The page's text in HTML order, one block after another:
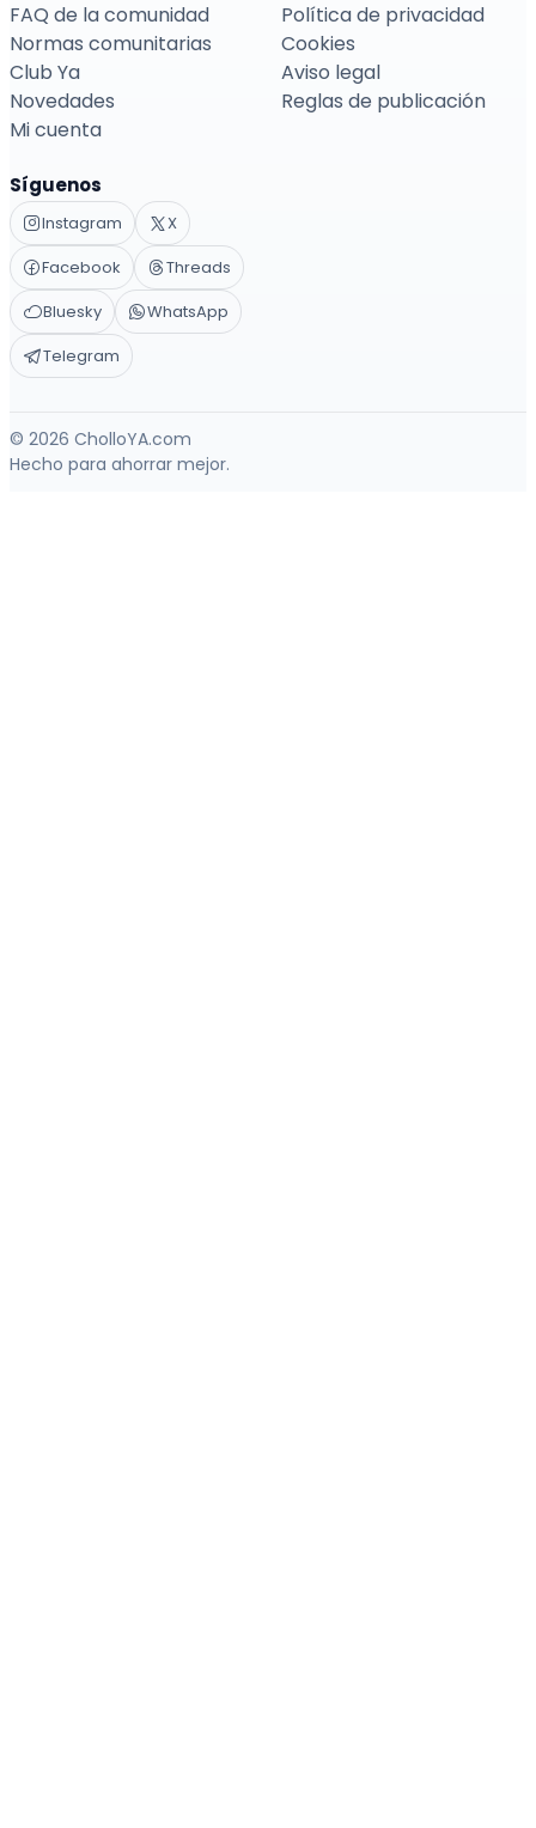
FAQ de la comunidad
Normas comunitarias
Club Ya
Novedades
Mi cuenta
Política de privacidad
Cookies
Aviso legal
Reglas de publicación
Síguenos
Instagram
X
Facebook
Threads
Bluesky
WhatsApp
Telegram
© 2026 CholloYA.com
Hecho para ahorrar mejor.